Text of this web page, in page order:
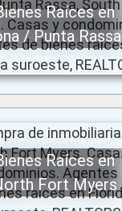
Raíces en
/ Punta Rassa
Raíces en
Fort Myers